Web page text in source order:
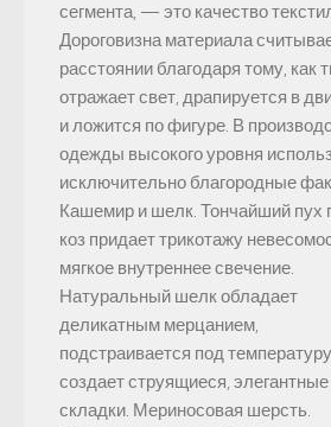
сегмента, — это качество
Дороговизна материала
расстоянии благодаря тому, как
отражает свет, драпируется в
и ложится по фигуре. В
одежды высокого уровня
исключительно благородные
Кашемир и шелк. Тончайший пух
коз придает трикотажу
мягкое внутреннее свечение.
Натуральный шелк обладает
деликатным мерцанием,
подстраивается под
создает струящиеся, элегантные
складки. Мериносовая шерсть.